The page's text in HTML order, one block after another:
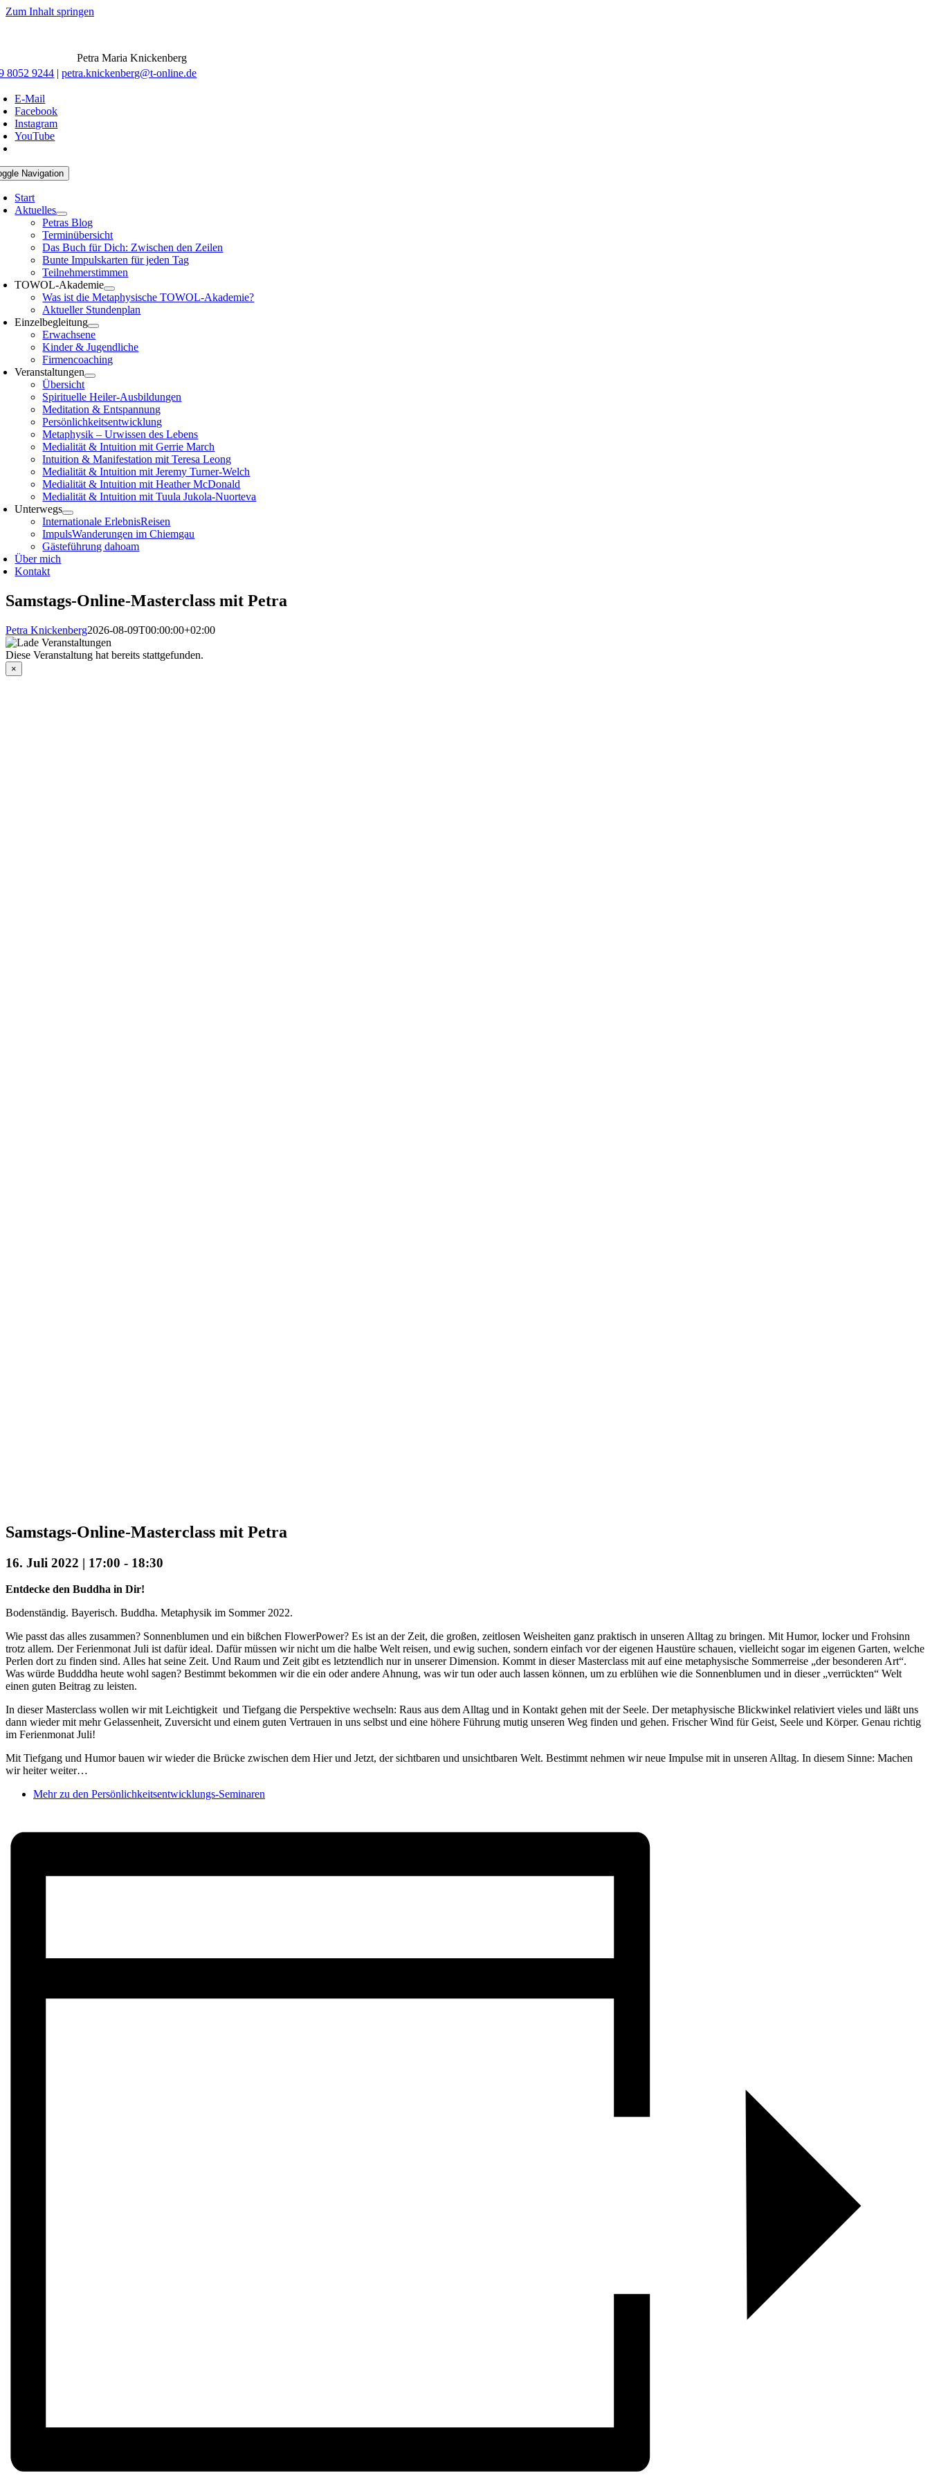
Zum Inhalt springen
Petra Maria Knickenberg
8052 9244 |petra.knickenberg@t-online.de
E-Mail
Facebook
Instagram
YouTube
Navigation
Start
Aktuelles
Petras Blog
Terminübersicht
Das Buch für Dich: Zwischen den Zeilen
Bunte Impulskarten für jeden Tag
Teilnehmerstimmen
TOWOL-Akademie
Was ist die Metaphysische TOWOL-Akademie?
Aktueller Stundenplan
Einzelbegleitung
Erwachsene
Kinder & Jugendliche
Firmencoaching
Veranstaltungen
Übersicht
Spirituelle Heiler-Ausbildungen
Meditation & Entspannung
Persönlichkeitsentwicklung
Metaphysik – Urwissen des Lebens
Medialität & Intuition mit Gerrie March
Intuition & Manifestation mit Teresa Leong
Medialität & Intuition mit Jeremy Turner-Welch
Medialität & Intuition mit Heather McDonald
Medialität & Intuition mit Tuula Jukola-Nuorteva
Unterwegs
Internationale ErlebnisReisen
ImpulsWanderungen im Chiemgau
Gästeführung dahoam
Über mich
Kontakt
Samstags-Online-Masterclass mit Petra
Petra Knickenberg2026-08-09T00:00:00+02:00
Diese Veranstaltung hat bereits stattgefunden.
×
Samstags-Online-Masterclass mit Petra
16. Juli 2022 | 17:00 - 18:30
Entdecke den Buddha in Dir!
Bodenständig. Bayerisch. Buddha. Metaphysik im Sommer 2022.
Wie passt das alles zusammen? Sonnenblumen und ein bißchen FlowerPower? Es ist an der Zeit, die großen, zeitlosen Weisheiten ganz praktisch in unseren Alltag zu bringen. Mit Humor, locker und Frohsinn
trotz allem. Der Ferienmonat Juli ist dafür ideal. Dafür müssen wir nicht um die halbe Welt reisen, und ewig suchen, sondern einfach vor der eigenen Haustüre schauen, vielleicht sogar im eigenen Garten, welche
Perlen dort zu finden sind. Alles hat seine Zeit. Und Raum und Zeit gibt es letztendlich nur in unserer Dimension. Kommt in dieser Masterclass mit auf eine metaphysische Sommerreise „der besonderen Art“.
Was würde Budddha heute wohl sagen? Bestimmt bekommen wir die ein oder andere Ahnung, was wir tun oder auch lassen können, um zu erblühen wie die Sonnenblumen und in dieser „verrückten“ Welt
einen guten Beitrag zu leisten.
In dieser Masterclass wollen wir mit Leichtigkeit und Tiefgang die Perspektive wechseln: Raus aus dem Alltag und in Kontakt gehen mit der Seele. Der metaphysische Blickwinkel relativiert vieles und läßt uns
dann wieder mit mehr Gelassenheit, Zuversicht und einem guten Vertrauen in uns selbst und eine höhere Führung mutig unseren Weg finden und gehen. Frischer Wind für Geist, Seele und Körper. Genau richtig
im Ferienmonat Juli!
Mit Tiefgang und Humor bauen wir wieder die Brücke zwischen dem Hier und Jetzt, der sichtbaren und unsichtbaren Welt. Bestimmt nehmen wir neue Impulse mit in unseren Alltag. In diesem Sinne: Machen
wir heiter weiter…
Mehr zu den Persönlichkeitsentwicklungs-Seminaren